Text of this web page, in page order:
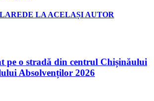
DE LA ACELAȘI AUTOR
pe o stradă din centrul Chișinăului
Absolvenților 2026